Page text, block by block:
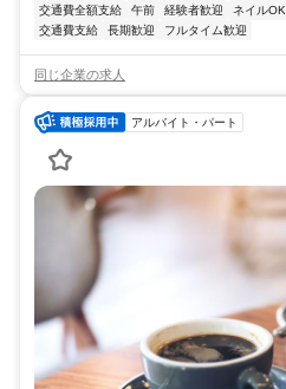
交通費全額支給
午前 経験者歓迎 ネイルOK
交通費支給
長期歓迎 フルタイム歓迎
同じ企業の求人
アルバイト・パート